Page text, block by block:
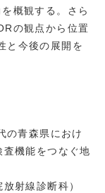
概観する。さら
の観点から位置
と今後の展開を
の青森県におけ
機能をつなぐ地
射線診断科）